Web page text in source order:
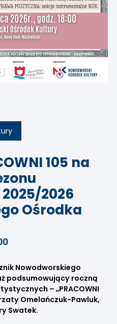
105 na
2026
Ośrodka
Nowodworskiego
podsumowujący roczną
– „PRACOWNI
Omelańczuk-Pawluk,
Swatek.